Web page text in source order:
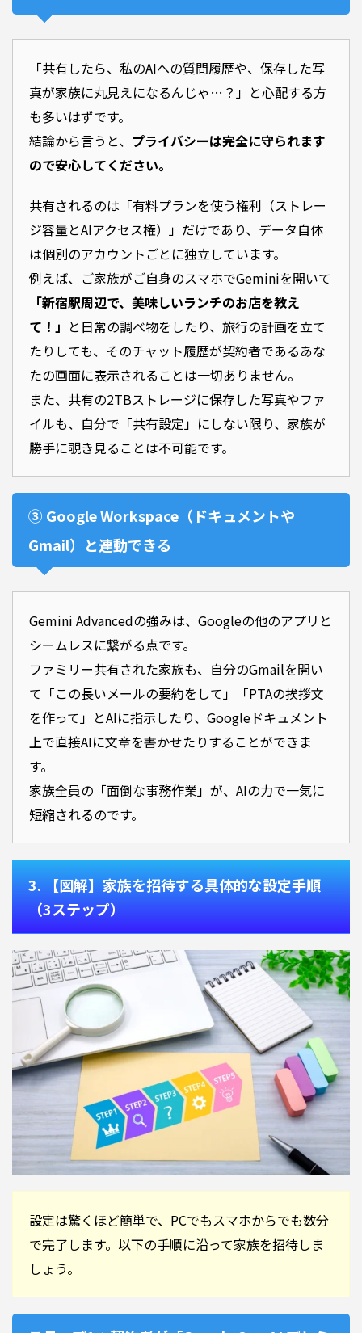
「共有したら、私のAIへの質問履歴や、保存した写
真が家族に丸見えになるんじゃ…？」と心配する方
も多いはずです。
結論から言うと、 プライバシーは完全に守られます
ので安心してください。
共有されるのは「有料プランを使う権利（ストレー
ジ容量とAIアクセス権）」だけであり、データ自体
は個別のアカウントごとに独立しています。
例えば、ご家族がご自身のスマホでGeminiを開いて
「新宿駅周辺で、美味しいランチのお店を教え
て！」 と日常の調べ物をしたり、旅行の計画を立て
たりしても、そのチャット履歴が契約者であるあな
たの画面に表示されることは一切ありません。
また、共有の2TBストレージに保存した写真やファ
イルも、自分で「共有設定」にしない限り、家族が
勝手に覗き見ることは不可能です。
③ Google Workspace（ドキュメントや
Gmail）と連動できる
Gemini Advancedの強みは、Googleの他のアプリと
シームレスに繋がる点です。
ファミリー共有された家族も、自分のGmailを開い
て「この長いメールの要約をして」「PTAの挨拶文
を作って」とAIに指示したり、Googleドキュメント
上で直接AIに文章を書かせたりすることができま
す。
家族全員の「面倒な事務作業」が、AIの力で一気に
短縮されるのです。
3. 【図解】家族を招待する具体的な設定手順
（3ステップ）
設定は驚くほど簡単で、PCでもスマホからでも数分
で完了します。以下の手順に沿って家族を招待しま
しょう。